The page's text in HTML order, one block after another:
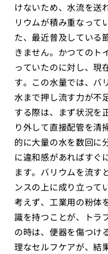
けないため、水流を送
リウムが積み重なって
た、最近普及している
きません。かつてのト
っていたのに対し、現
す。この水量では、バ
水まで押し流す力が不
する際は、まず状況を
り外して直接配管を清
的に大量の水を数回に
に違和感があればすぐ
ます。バリウムを流す
ンスの上に成り立って
考えず、工業用の粉体
識を持つことが、トラ
の時は、便器を傷つけ
理なセルフケアが、結